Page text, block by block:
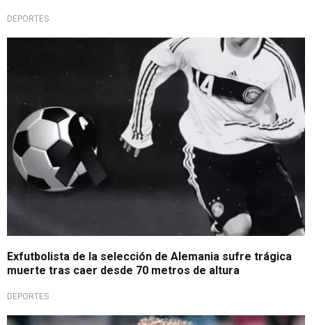
DEPORTES
Fatídico hecho
Exfutbolista de la selección de Alemania sufre trágica
muerte tras caer desde 70 metros de altura
DEPORTES